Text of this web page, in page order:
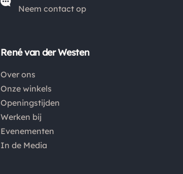
Neem contact op
René van der Westen
Over ons
Onze winkels
Openingstijden
Werken bij
Evenementen
In de Media